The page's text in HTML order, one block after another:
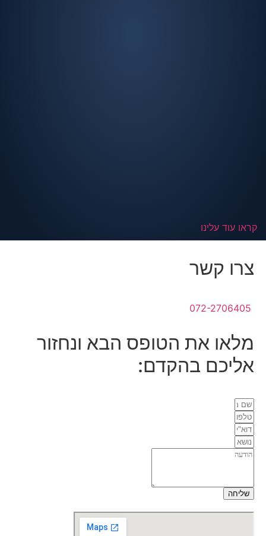
קראו עוד עלינו
צרו קשר
072-2706405
מלאו את הטופס הבא ונחזור
אליכם בהקדם:
שליחה